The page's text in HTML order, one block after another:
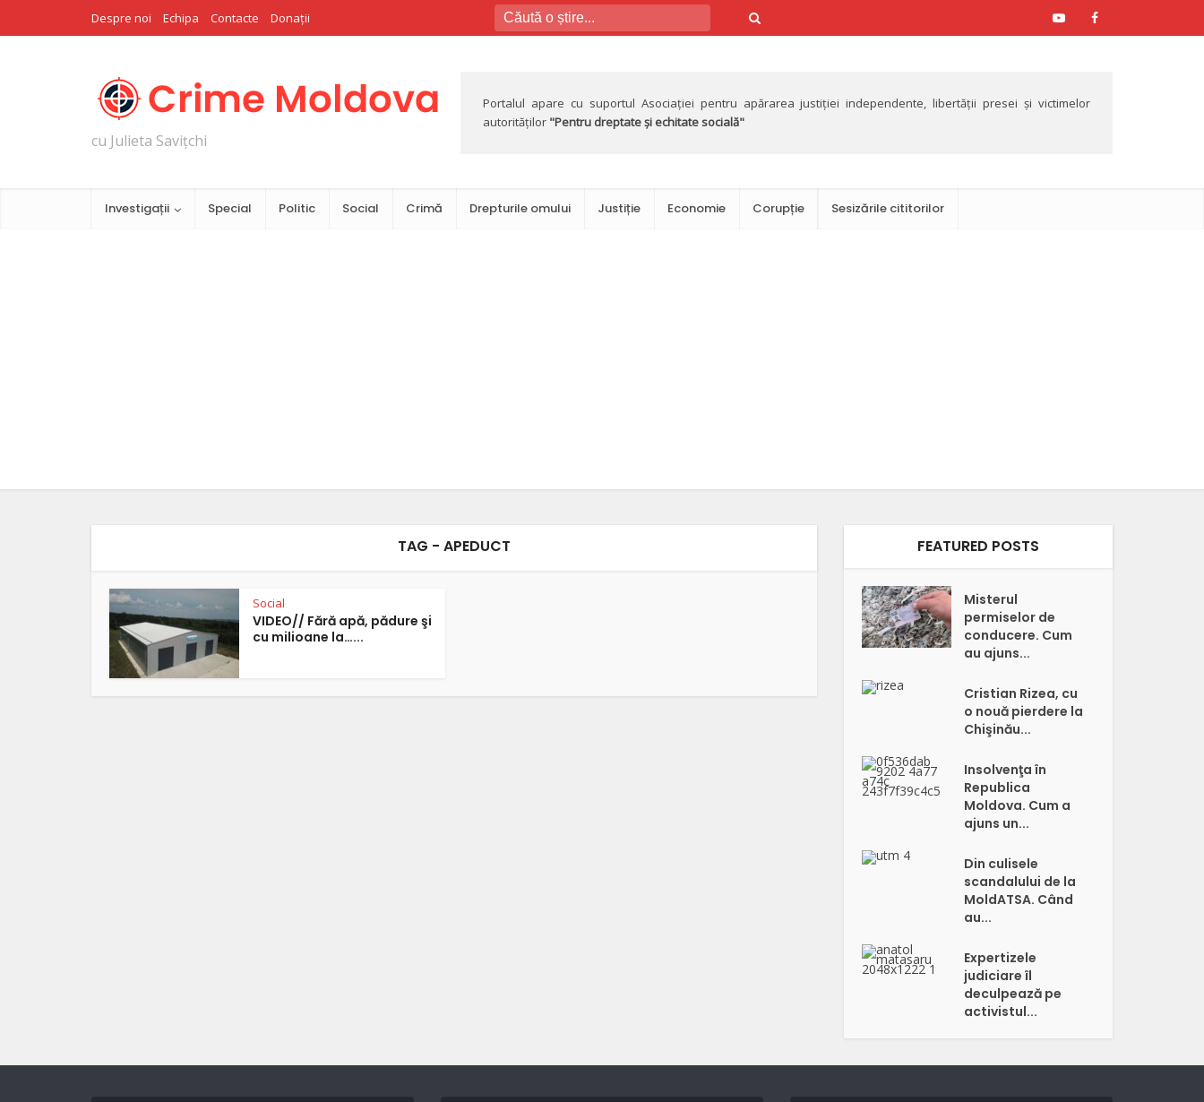
Despre noi Echipa Contacte Donații
cu Julieta Savițchi
Portalul apare cu suportul Asociației pentru apărarea justiției independente, libertății presei și victimelor
autorităților "Pentru dreptate și echitate socială"
Investigații Special Politic Social Crimă Drepturile omului Justiție Economie Corupție Sesizările cititorilor
TAG - APEDUCT
Social
VIDEO// Fără apă, pădure şi
cu milioane la…...
FEATURED POSTS
Misterul
permiselor de
conducere. Cum
au ajuns...
Cristian Rizea, cu
o nouă pierdere la
Chişinău...
Insolvenţa în
Republica
Moldova. Cum a
ajuns un...
Din culisele
scandalului de la
MoldATSA. Când
au...
Expertizele
judiciare îl
deculpează pe
activistul...